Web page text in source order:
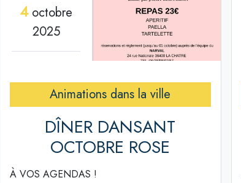
4octobre
2025
Animations dans la ville
DÎNER DANSANT
OCTOBRE ROSE
À VOS AGENDAS !